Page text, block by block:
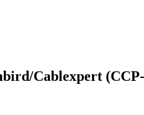
Cablexpert